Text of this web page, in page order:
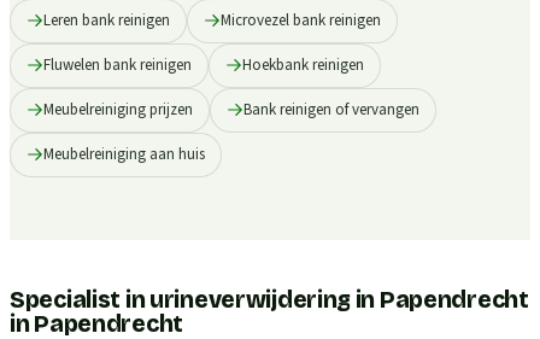
Leren bank reinigen Microvezel bank reinigen
Fluwelen bank reinigen Hoekbank reinigen
Meubelreiniging prijzen Bank reinigen of vervangen
Meubelreiniging aan huis
Specialist in urineverwijdering in Papendrecht
inPapendrecht